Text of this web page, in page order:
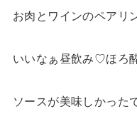
お肉とワインのペアリ
いいなぁ昼飲み♡ほろ
ソースが美味しかった